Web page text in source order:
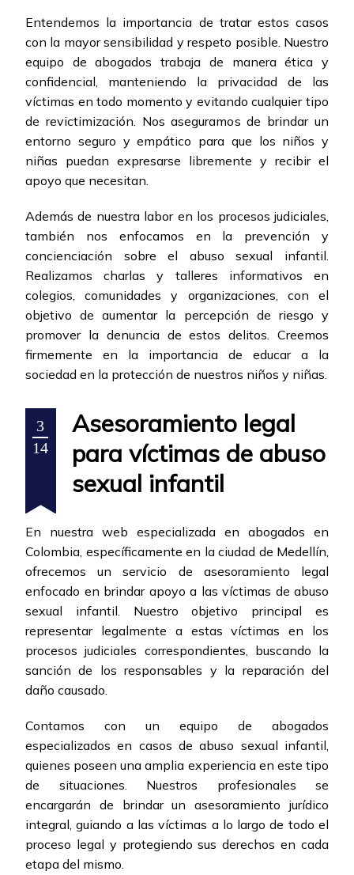
Entendemos la importancia de tratar estos casos
con la mayor sensibilidad y respeto posible. Nuestro
equipo de abogados trabaja de manera ética y
confidencial, manteniendo la privacidad de las
víctimas en todo momento y evitando cualquier tipo
de revictimización. Nos aseguramos de brindar un
entorno seguro y empático para que los niños y
niñas puedan expresarse libremente y recibir el
apoyo que necesitan.
Además de nuestra labor en los procesos judiciales,
también nos enfocamos en la prevención y
concienciación sobre el abuso sexual infantil.
Realizamos charlas y talleres informativos en
colegios, comunidades y organizaciones, con el
objetivo de aumentar la percepción de riesgo y
promover la denuncia de estos delitos. Creemos
firmemente en la importancia de educar a la
sociedad en la protección de nuestros niños y niñas.
3
14
Asesoramiento legal
para víctimas de abuso
sexual infantil
En nuestra web especializada en abogados en
Colombia, específicamente en la ciudad de Medellín,
ofrecemos un servicio de asesoramiento legal
enfocado en brindar apoyo a las víctimas de abuso
sexual infantil. Nuestro objetivo principal es
representar legalmente a estas víctimas en los
procesos judiciales correspondientes, buscando la
sanción de los responsables y la reparación del
daño causado.
Contamos con un equipo de abogados
especializados en casos de abuso sexual infantil,
quienes poseen una amplia experiencia en este tipo
de situaciones. Nuestros profesionales se
encargarán de brindar un asesoramiento jurídico
integral, guiando a las víctimas a lo largo de todo el
proceso legal y protegiendo sus derechos en cada
etapa del mismo.